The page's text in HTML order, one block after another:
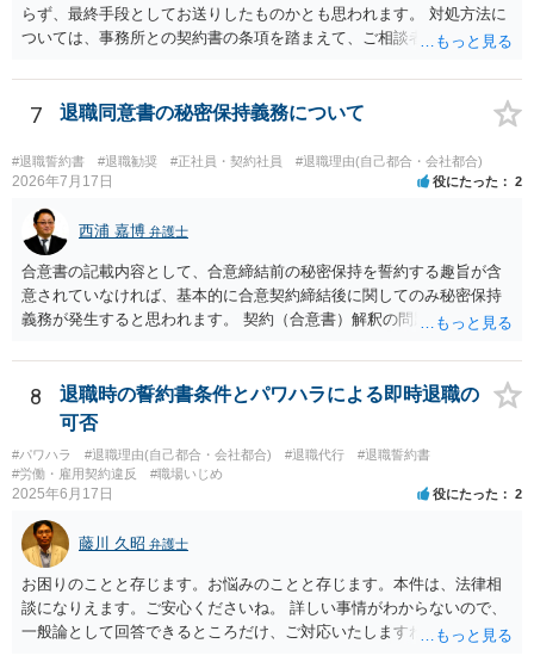
らず、最終手段としてお送りしたものかとも思われます。 対処方法に
ついては、事務所との契約書の条項を踏まえて、ご相談者様個人で交
ますと、本人での交渉は難儀する可能性があるかと考えられます。 解
決につながるかというところですが、例えば、民事調停で話合いを行
い、調停委員を通じて相手方を説得してもらうという方法も考えられ
ます。
7 退職同意書の秘密保持義務について
#退職誓約書 #退職勧奨 #正社員・契約社員 #退職理由(自己都合・会社都合)
2026年7月17日 役にたった 2
西浦 嘉博 弁護士
合意書の記載内容として、合意締結前の秘密保持を誓約する趣旨が含
意されていなければ、基本的に合意契約締結後に関してのみ秘密保持
義務が発生すると思われます。 契約（合意書）解釈の問題ですので、
場合、最寄りの法律事務所で相談されることを検討ください。
8
退職時の誓約書条件とパワハラによる即時退職の
可否
#パワハラ #退職理由(自己都合・会社都合) #退職代行
#退職誓約書
#労働・雇用契約違反
#職場いじめ
2025年6月17日 役にたった 2
藤川 久昭 弁護士
お困りのことと存じます。お悩みのことと存じます。本件は、法律相
談になりえます。ご安心くださいね。 詳しい事情がわからないので、
一般論として回答できるところだけ、ご対応いたしますね。 １ 期間